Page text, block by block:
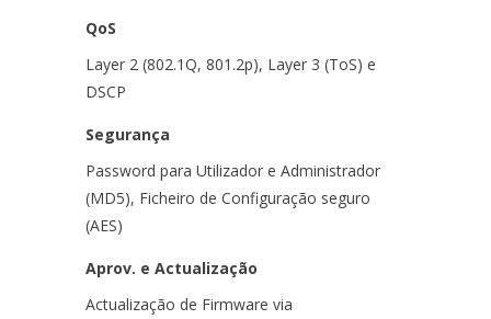
QoS
Layer 2 (802.1Q, 801.2p), Layer 3 (ToS) e
DSCP
Segurança
Password para Utilizador e Administrador
(MD5), Ficheiro de Configuração seguro
(AES)
Aprov. e Actualização
Actualização de Firmware via